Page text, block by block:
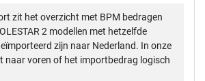
zit het overzicht met BPM bedragen
2 modellen met hetzelfde
zijn naar Nederland. In onze
naar voren of het importbedrag logisch